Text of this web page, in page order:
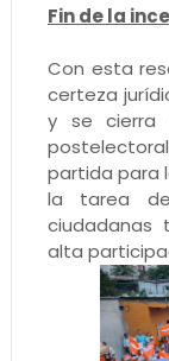
Fin de la
Con esta
certeza
y se cierra
partida para
la tarea
ciudadanas
alta